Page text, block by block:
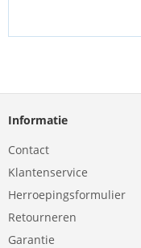
Informatie
Contact
Klantenservice
Herroepingsformulier
Retourneren
Garantie